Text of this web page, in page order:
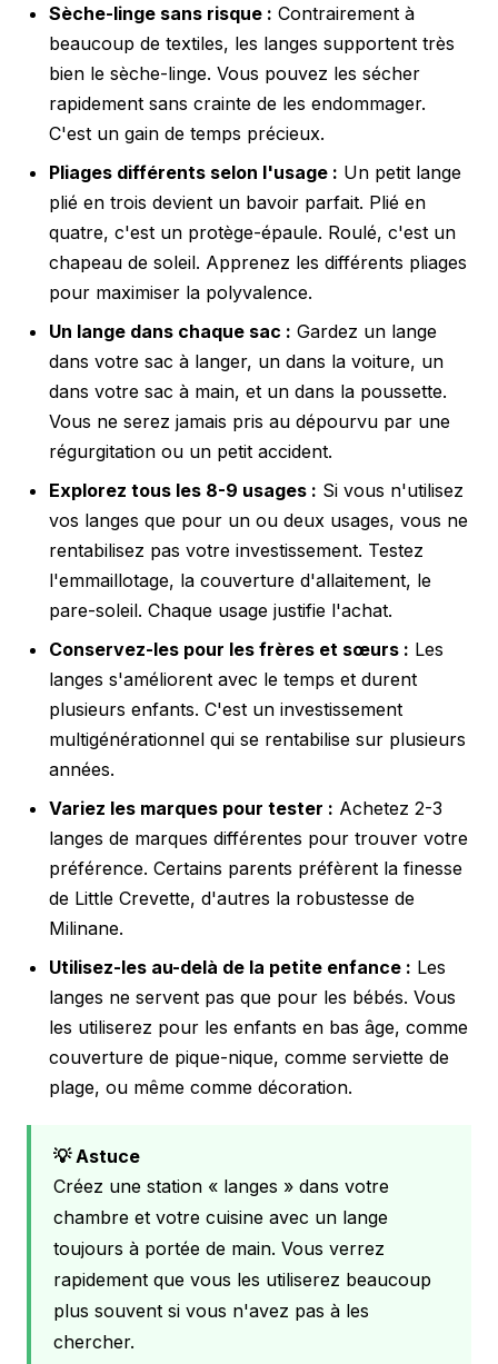
Sèche-linge sans risque : Contrairement à
beaucoup de textiles, les langes supportent très
bien le sèche-linge. Vous pouvez les sécher
rapidement sans crainte de les endommager.
C'est un gain de temps précieux.
Pliages différents selon l'usage : Un petit lange
plié en trois devient un bavoir parfait. Plié en
quatre, c'est un protège-épaule. Roulé, c'est un
chapeau de soleil. Apprenez les différents pliages
pour maximiser la polyvalence.
Un lange dans chaque sac : Gardez un lange
dans votre sac à langer, un dans la voiture, un
dans votre sac à main, et un dans la poussette.
Vous ne serez jamais pris au dépourvu par une
régurgitation ou un petit accident.
Explorez tous les 8-9 usages : Si vous n'utilisez
vos langes que pour un ou deux usages, vous ne
rentabilisez pas votre investissement. Testez
l'emmaillotage, la couverture d'allaitement, le
pare-soleil. Chaque usage justifie l'achat.
Conservez-les pour les frères et sœurs : Les
langes s'améliorent avec le temps et durent
plusieurs enfants. C'est un investissement
multigénérationnel qui se rentabilise sur plusieurs
années.
Variez les marques pour tester : Achetez 2-3
langes de marques différentes pour trouver votre
préférence. Certains parents préfèrent la finesse
de Little Crevette, d'autres la robustesse de
Milinane.
Utilisez-les au-delà de la petite enfance : Les
langes ne servent pas que pour les bébés. Vous
les utiliserez pour les enfants en bas âge, comme
couverture de pique-nique, comme serviette de
plage, ou même comme décoration.
💡 Astuce
Créez une station « langes » dans votre
chambre et votre cuisine avec un lange
toujours à portée de main. Vous verrez
rapidement que vous les utiliserez beaucoup
plus souvent si vous n'avez pas à les
chercher.